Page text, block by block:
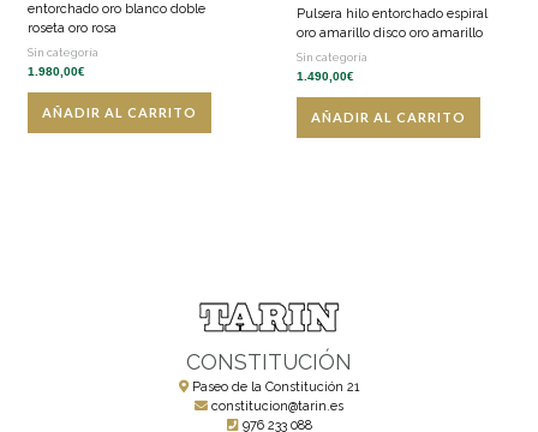
entorchado oro blanco doble
roseta oro rosa
Sin categoría
1.980,00€
AÑADIR AL CARRITO
Pulsera hilo entorchado espiral
oro amarillo disco oro amarillo
Sin categoría
1.490,00€
AÑADIR AL CARRITO
CONSTITUCIÓN
Paseo de la Constitución 21
constitucion@tarin.es
976 233 088